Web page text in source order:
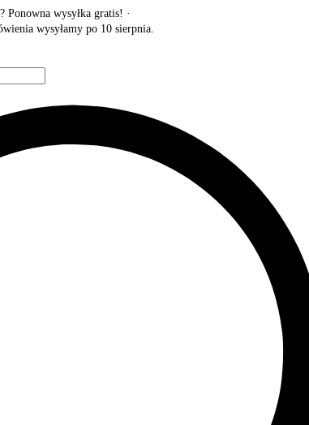
Ponowna wysyłka gratis! ·
wysyłamy po 10 sierpnia.